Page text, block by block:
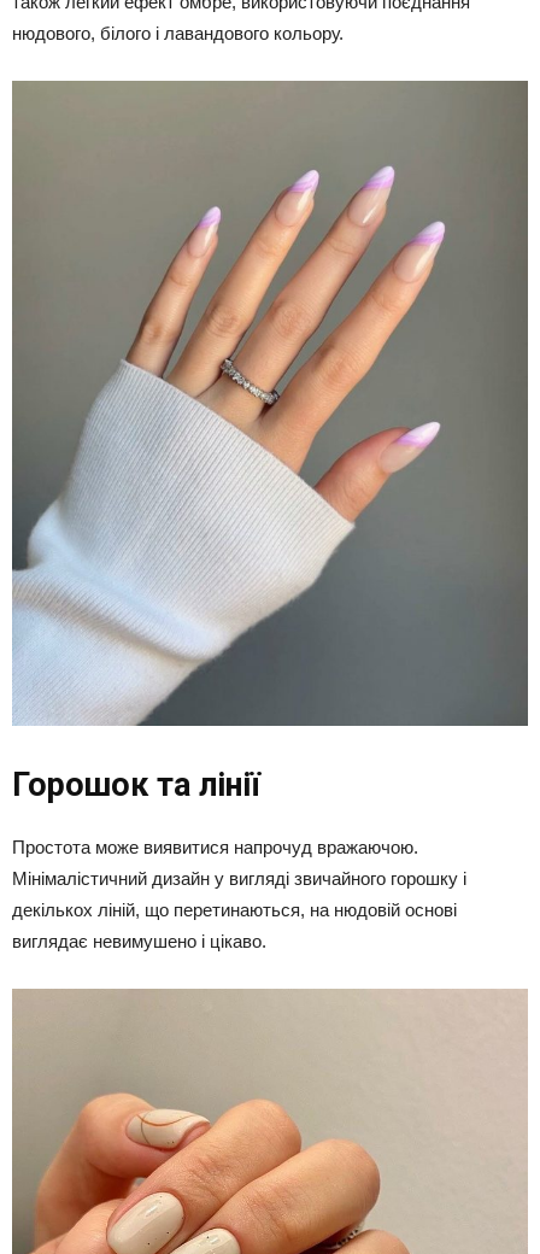
нюдового, білого і лавандового кольору.
Горошок та лінії
Простота може виявитися напрочуд вражаючою.
Мінімалістичний дизайн у вигляді звичайного горошку і
декількох ліній, що перетинаються, на нюдовій основі
виглядає невимушено і цікаво.